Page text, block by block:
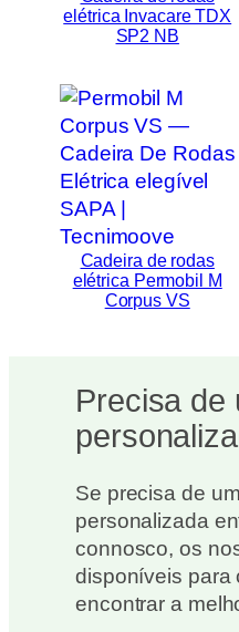
elétrica Invacare TDX
SP2 NB
Cadeira de rodas
elétrica Permobil M
Corpus VS
Precisa de
Se precisa de
personalizada
connosco, os
disponíveis para
encontrar a